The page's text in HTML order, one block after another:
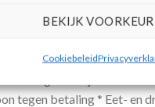
BEKIJK
Cookiebeleid
* Wifi * Balkon (zitje)
circa 32 m² *
tegen betaling * Eet- en